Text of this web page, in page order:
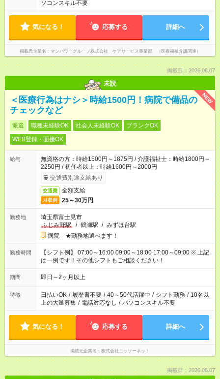
ソコンスキル不要
気になる！ 応募する 詳細へ
掲載元企業名 マンパワーグループ株式会社 ケアサービス事業部 （医療福祉介護関連）
掲載日：2026.08.07
未読
NEW
＜医療行為はナシ＞時給1500円！病院で備品の
チェックなど
派遣 職種未経験OK 社会人未経験OK
ブランクOK
WEB登録・面接OK
給与
無資格の方：時給1500円～1875円 / 介護福祉士：時給1800円～
2250円 / 初任者以上：時給1600円～2000円
交通費別途支給あり
交通費 全額支給
月収例 25～30万円
勤務地
埼玉県富士見市
ふじみ野駅
/ 鶴瀬駅 / みずほ台駅
病院 ★勤務地選べます！
勤務時間
【シフト例】 07:00～16:00 09:00～18:00 17:00～09:00 ※ 上記
は一例です！その他シフトもご相談ください！
期間 即日～2ヶ月以上
特徴 日払いOK / 履歴書不要 / 40～50代活躍中 / シフト勤務 / 10名以
上の大量募集 / 電話対応なし / パソコンスキル不要
気になる！ 応募する 詳細へ
掲載元企業名 株式会社ニッソーネット
掲載日：2026.08.07